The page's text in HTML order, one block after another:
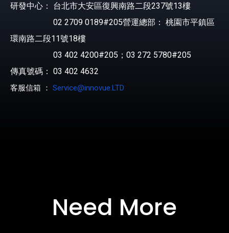
研發中心： 台北市大安區復興南路二段237號13樓
02 2709 0189#205營運總部： 桃園市平鎮區
環南路二段11號18樓
03 402 4200#205；03 272 5780#205
傳真號碼： 03 402 4632
客服信箱 ： Service@innovue.LTD
Need More